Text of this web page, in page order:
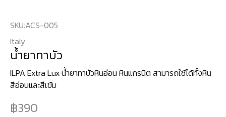
SKU:ACS-005
Italy
น้ำยาทาบัว
ILPA Extra Lux น้ำยาทาบัวหินอ่อน หินแกรนิต สามารถใช้ได้ทั้งหิน
สีอ่อนและสีเข้ม
390